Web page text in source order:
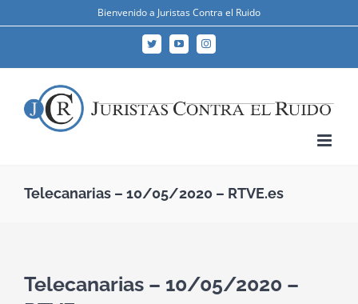
Bienvenido a Juristas Contra el Ruido
TwitterYouTubeInstagram
Telecanarias – 10/05/2020 – RTVE.es
Telecanarias – 10/05/2020 –